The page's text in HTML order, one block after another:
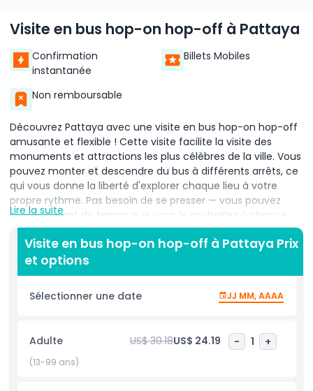
Visite en bus hop-on hop-off à Pattaya
Confirmation
instantanée
Billets Mobiles
Non remboursable
Découvrez Pattaya avec une visite en bus hop-on hop-off
amusante et flexible ! Cette visite facilite la visite des
monuments et attractions les plus célèbres de la ville. Vous
pouvez monter et descendre du bus à différents arrêts, ce
qui vous donne la liberté d'explorer chaque lieu à votre
propre rythme. Pas besoin de se presser — vous pouvez
passer autant de temps que vous le souhaitez à chaque
endroit avant de remonter dans le prochain bus.
La visite vous emmène dans des lieux populaires comme le
Wat Yansangwararam, un magnifique temple aux environs
statue géante de Bouddha dorée, et le superbe Sanctuaire
plusieurs arrêts le long de l'itinéraire, vous aurez l'occasion
de voir le meilleur de Pattaya.
Lire la suite
Visite en bus hop-on hop-off à Pattaya Prix
et options
Sélectionner une date JJ MM, AAAA
Adulte US$ 30.18US$ 24.19 - 1 +
(13-99 ans)